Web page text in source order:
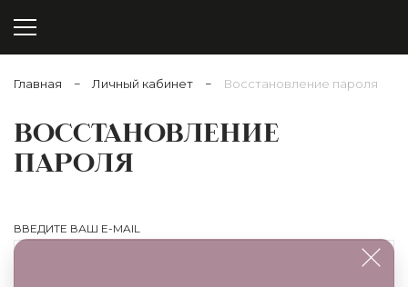
Главная − Личный кабинет − Восстановление пароля
ВОССТАНОВЛЕНИЕ
ПАРОЛЯ
ВВЕДИТЕ ВАШ E-MAIL